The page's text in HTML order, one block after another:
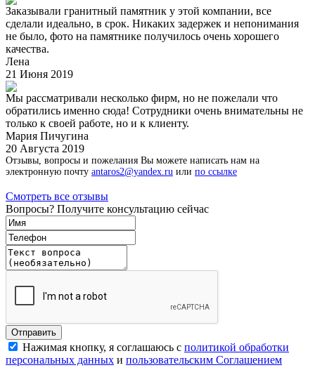
Заказывали гранитный памятник у этой компании, все
сделали идеально, в срок. Никаких задержек и непонимания
не было, фото на памятнике получилось очень хорошего
качества.
Лена
21 Июня 2019
Мы рассматривали несколько фирм, но не пожелали что
обратились именно сюда! Сотрудники очень внимательны не
только к своей работе, но и к клиенту.
Мария Пичугина
20 Августа 2019
Отзывы, вопросы и пожелания Вы можете написать нам на
электронную почту antaros2@yandex.ru или по ссылке
Смотреть все отзывы
Вопросы? Получите консультацию сейчас
Нажимая кнопку, я соглашаюсь с политикой обработки
персональных данных и пользовательским Соглашением